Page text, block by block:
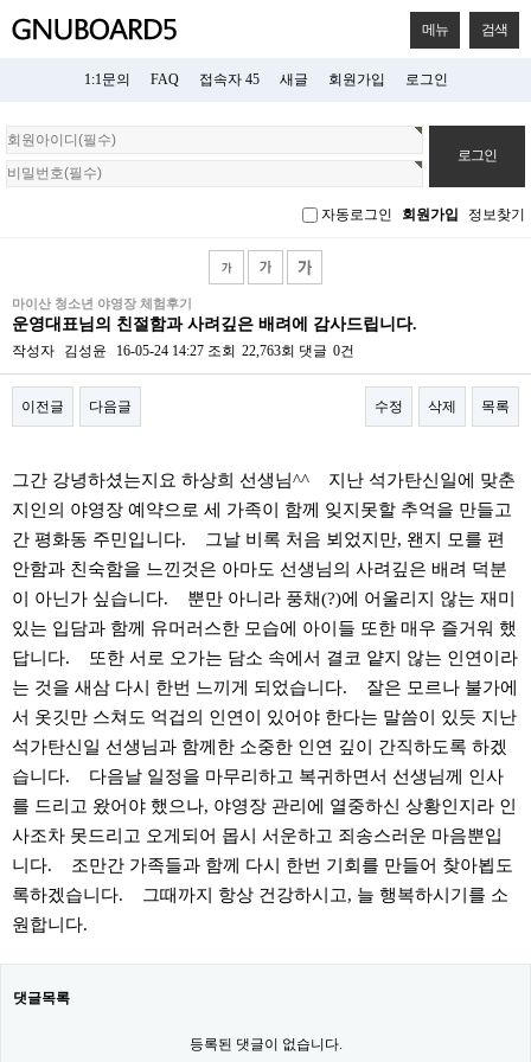
메뉴 검색
1:1문의 FAQ 접속자 45 새글 회원가입 로그인
회
원
로
자동로그인 회원가입 정보찾기
마이산 청소년 야영장 체험후기
운영대표님의 친절함과 사려깊은 배려에 감사드립니다.
작성자 김성윤 16-05-24 14:27 조회 22,763회 댓글 0건
이전글 다음글 수정 삭제 목록
그간 강녕하셨는지요 하상희 선생님^^ 지난 석가탄신일에 맞춘
지인의 야영장 예약으로 세 가족이 함께 잊지못할 추억을 만들고
간 평화동 주민입니다. 그날 비록 처음 뵈었지만, 왠지 모를 편
안함과 친숙함을 느낀것은 아마도 선생님의 사려깊은 배려 덕분
이 아닌가 싶습니다. 뿐만 아니라 풍채(?)에 어울리지 않는 재미
있는 입담과 함께 유머러스한 모습에 아이들 또한 매우 즐거워 했
답니다. 또한 서로 오가는 담소 속에서 결코 얕지 않는 인연이라
는 것을 새삼 다시 한번 느끼게 되었습니다. 잘은 모르나 불가에
서 옷깃만 스쳐도 억겁의 인연이 있어야 한다는 말씀이 있듯 지난
석가탄신일 선생님과 함께한 소중한 인연 깊이 간직하도록 하겠
습니다. 다음날 일정을 마무리하고 복귀하면서 선생님께 인사
를 드리고 왔어야 했으나, 야영장 관리에 열중하신 상황인지라 인
사조차 못드리고 오게되어 몹시 서운하고 죄송스러운 마음뿐입
니다. 조만간 가족들과 함께 다시 한번 기회를 만들어 찾아뵙도
록하겠습니다. 그때까지 항상 건강하시고, 늘 행복하시기를 소
원합니다.
댓글목록
등록된 댓글이 없습니다.